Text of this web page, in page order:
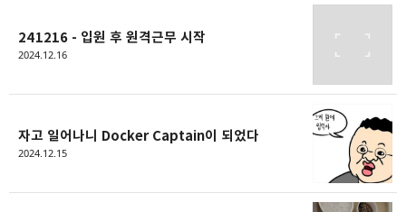
241216 - 입원 후 원격근무 시작
2024.12.16
자고 일어나니 Docker Captain이 되었다
2024.12.15